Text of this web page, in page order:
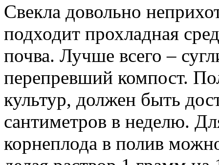
Свекла довольно
подходит прохладная
почва. Лучше всего –
перепревший компост.
культур, должен быть
сантиметров в неделю.
корнеплода в полив